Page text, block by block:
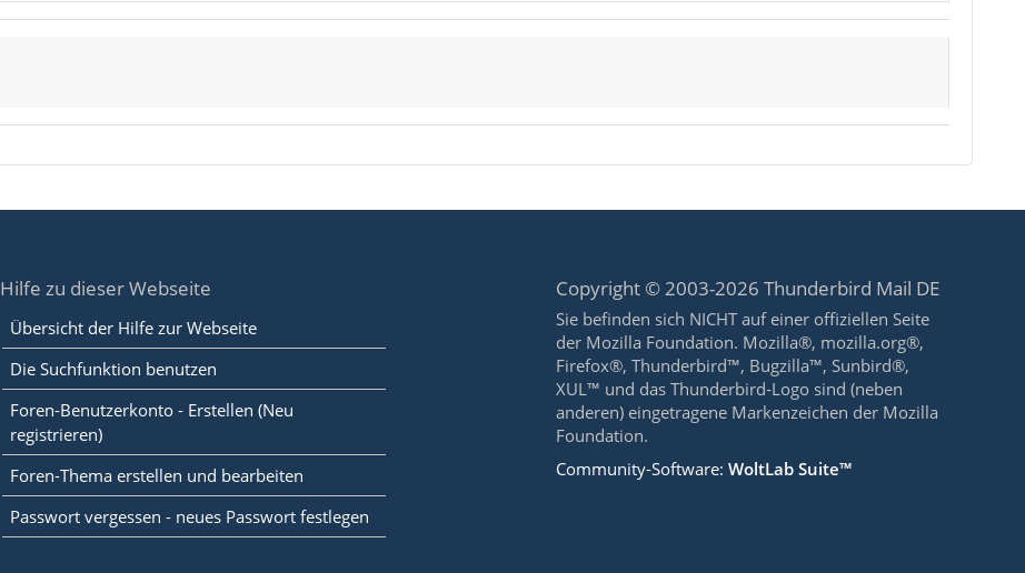
Hilfe zu dieser Webseite
Übersicht der Hilfe zur Webseite
Die Suchfunktion benutzen
Foren-Benutzerkonto - Erstellen (Neu
registrieren)
Foren-Thema erstellen und bearbeiten
Passwort vergessen - neues Passwort festlegen
Copyright © 2003-2026 Thunderbird Mail DE
Sie befinden sich NICHT auf einer offiziellen Seite
der Mozilla Foundation. Mozilla®, mozilla.org®,
Firefox®, Thunderbird™, Bugzilla™, Sunbird®,
XUL™ und das Thunderbird-Logo sind (neben
anderen) eingetragene Markenzeichen der Mozilla
Foundation.
Community-Software:WoltLab Suite™